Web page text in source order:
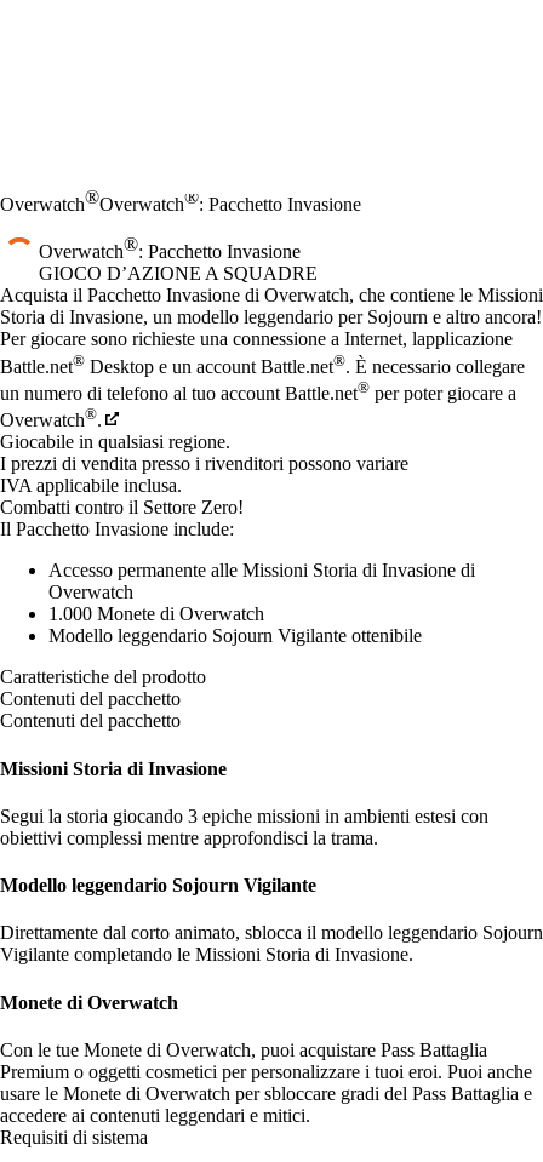
Overwatch®Overwatch®: Pacchetto Invasione
Overwatch®: Pacchetto Invasione
GIOCO D’AZIONE A SQUADRE
Product Notification
Acquista il Pacchetto Invasione di Overwatch, che contiene le Missioni
Storia di Invasione, un modello leggendario per Sojourn e altro ancora!
Prezzo
Available actions
Per giocare sono richieste una connessione a Internet, lapplicazione
Battle.net® Desktop e un account Battle.net®. È necessario collegare
un numero di telefono al tuo account Battle.net® per poter giocare a
Overwatch®.
Giocabile in qualsiasi regione.
I prezzi di vendita presso i rivenditori possono variare
IVA applicabile inclusa.
Combatti contro il Settore Zero!
Il Pacchetto Invasione include:
Accesso permanente alle Missioni Storia di Invasione di
Overwatch
1.000 Monete di Overwatch
Modello leggendario Sojourn Vigilante ottenibile
Caratteristiche del prodotto
Contenuti del pacchetto
Contenuti del pacchetto
Missioni Storia di Invasione
Segui la storia giocando 3 epiche missioni in ambienti estesi con
obiettivi complessi mentre approfondisci la trama.
Modello leggendario Sojourn Vigilante
Direttamente dal corto animato, sblocca il modello leggendario Sojourn
Vigilante completando le Missioni Storia di Invasione.
Monete di Overwatch
Con le tue Monete di Overwatch, puoi acquistare Pass Battaglia
Premium o oggetti cosmetici per personalizzare i tuoi eroi. Puoi anche
usare le Monete di Overwatch per sbloccare gradi del Pass Battaglia e
accedere ai contenuti leggendari e mitici.
Requisiti di sistema